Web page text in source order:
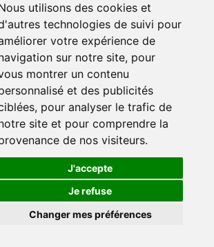
utilisons des cookies et
technologies de suivi pour
votre expérience de
sur notre site, pour
montrer un contenu
et des publicités
pour analyser le trafic de
site et pour comprendre la
de nos visiteurs.
J'accepte
Je refuse
Changer mes préférences
DE PAIEMENT ACCEPTÉS
- ByteLogic tous droits réservés
🍪